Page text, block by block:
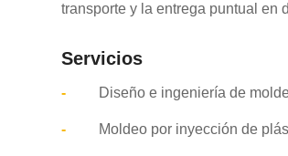
transporte y la entrega puntual en
Servicios
- Diseño e ingeniería de
- Moldeo por inyección de